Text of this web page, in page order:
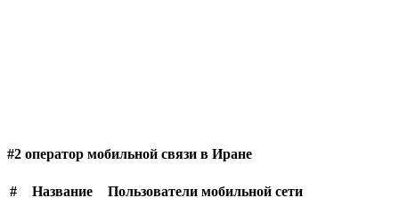
#2 оператор мобильной связи в Иране
# Название
Пользователи мобильной сети